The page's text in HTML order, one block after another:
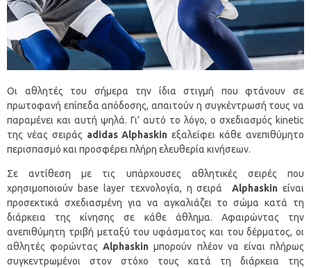
Οι αθλητές του σήμερα την ίδια στιγμή που φτάνουν σε
πρωτοφανή επίπεδα απόδοσης, απαιτούν η συγκέντρωσή τους να
παραμένει και αυτή ψηλά. Γι’ αυτό το λόγο, ο σχεδιασμός kinetic
της νέας σειράς adidas Alphaskin εξαλείφει κάθε ανεπιθύμητο
περισπασμό και προσφέρει πλήρη ελευθερία κινήσεων.
Σε αντίθεση με τις υπάρχουσες αθλητικές σειρές που
χρησιμοποιούν base layer τεχνολογία, η σειράAlphaskin είναι
προσεκτικά σχεδιασμένη για να αγκαλιάζει το σώμα κατά τη
διάρκεια της κίνησης σε κάθε άθλημα. Αφαιρώντας την
ανεπιθύμητη τριβή μεταξύ του υφάσματος και του δέρματος, οι
αθλητές φορώνταςAlphaskin μπορούν πλέον να είναι πλήρως
συγκεντρωμένοι στον στόχο τους κατά τη διάρκεια της